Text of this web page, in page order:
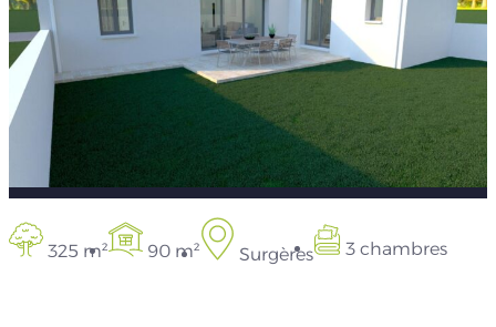
325 m² 90 m² Surgères 3 chambres